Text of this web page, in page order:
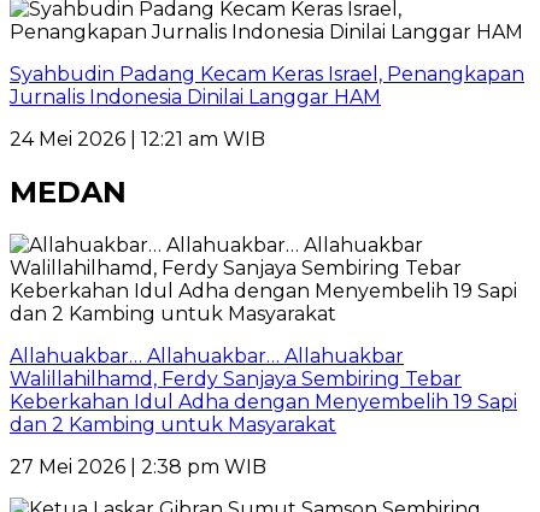
Syahbudin Padang Kecam Keras Israel, Penangkapan
Jurnalis Indonesia Dinilai Langgar HAM
24 Mei 2026 | 12:21 am WIB
MEDAN
Allahuakbar… Allahuakbar… Allahuakbar
Walillahilhamd, Ferdy Sanjaya Sembiring Tebar
Keberkahan Idul Adha dengan Menyembelih 19 Sapi
dan 2 Kambing untuk Masyarakat
27 Mei 2026 | 2:38 pm WIB